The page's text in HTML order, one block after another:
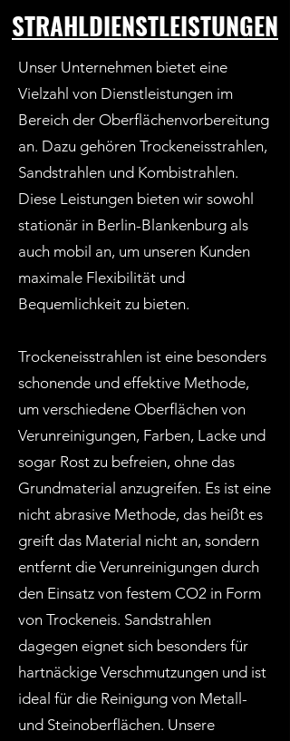
STRAHLDIENSTLEISTUNGEN
Unser Unternehmen bietet eine
Vielzahl von Dienstleistungen im
Bereich der Oberflächenvorbereitung
an. Dazu gehören Trockeneisstrahlen,
Sandstrahlen und Kombistrahlen.
Diese Leistungen bieten wir sowohl
stationär in Berlin-Blankenburg als
auch mobil an, um unseren Kunden
maximale Flexibilität und
Bequemlichkeit zu bieten.
Trockeneisstrahlen ist eine besonders
schonende und effektive Methode,
um verschiedene Oberflächen von
Verunreinigungen, Farben, Lacke und
sogar Rost zu befreien, ohne das
Grundmaterial anzugreifen. Es ist eine
nicht abrasive Methode, das heißt es
greift das Material nicht an, sondern
entfernt die Verunreinigungen durch
den Einsatz von festem CO2 in Form
von Trockeneis. Sandstrahlen
dagegen eignet sich besonders für
hartnäckige Verschmutzungen und ist
ideal für die Reinigung von Metall-
und Steinoberflächen. Unsere